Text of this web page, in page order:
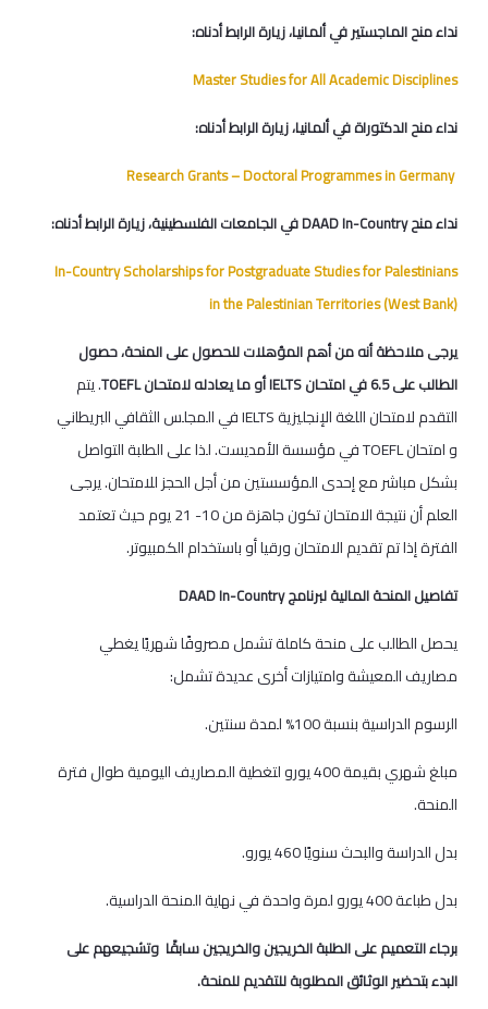
نداء منح الماجستير في ألمانيا، زيارة الرابط أدناه:
Master Studies for All Academic Disciplines
نداء منح الدكتوراة في ألمانيا، زيارة الرابط أدناه:
Research Grants – Doctoral Programmes in Germany
نداء منح DAAD In-Country في الجامعات الفلسطينية، زيارة الرابط أدناه:
In-Country Scholarships for Postgraduate Studies for Palestinians
in the Palestinian Territories (West Bank)
يرجى ملاحظة أنه من أهم المؤهلات للحصول على المنحة، حصول
الطالب على 6.5 في امتحان IELTS أو ما يعادله لامتحان TOEFL
. يتم
التقدم لامتحان اللغة الإنجليزية IELTS في المجلس الثقافي البريطاني
و امتحان TOEFL في مؤسسة الأمديست. لذا على الطلبة التواصل
بشكل مباشر مع إحدى المؤسستين من أجل الحجز للامتحان. يرجى
العلم أن نتيجة الامتحان تكون جاهزة من 10- 21 يوم حيث تعتمد
الفترة إذا تم تقديم الامتحان ورقيا أو باستخدام الكمبيوتر.
تفاصيل المنحة المالية لبرنامج DAAD In-Country
يحصل الطالب على منحة كاملة تشمل مصروفًا شهريًا يغطي
مصاريف المعيشة وامتيازات أخرى عديدة تشمل:
الرسوم الدراسية بنسبة 100% لمدة سنتين.
مبلغ شهري بقيمة 400 يورو لتغطية المصاريف اليومية طوال فترة
المنحة.
بدل الدراسة والبحث سنويًا 460 يورو.
بدل طباعة 400 يورو لمرة واحدة في نهاية المنحة الدراسية.
برجاء التعميم على الطلبة الخريجين والخريجين سابقًا وتشجيعهم على
البدء بتحضير الوثائق المطلوبة للتقديم للمنحة.